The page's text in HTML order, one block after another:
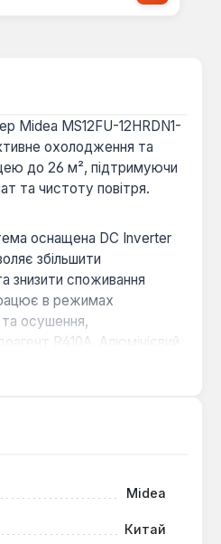
Midea MS12FU-12HRDN1-
охолодження та
до 26 м², підтримуючи
та чистоту повітря.
оснащена DC Inverter
збільшити
знизити споживання
в режимах
та осушення,
R410A. Алюмінієвий
покриття, що
мільйони негативно
високу
Midea
Китай